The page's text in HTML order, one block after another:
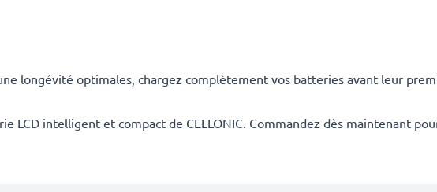
longévité optimales, chargez complètement vos batteries avant leur
LCD intelligent et compact de CELLONIC. Commandez dès maintenant